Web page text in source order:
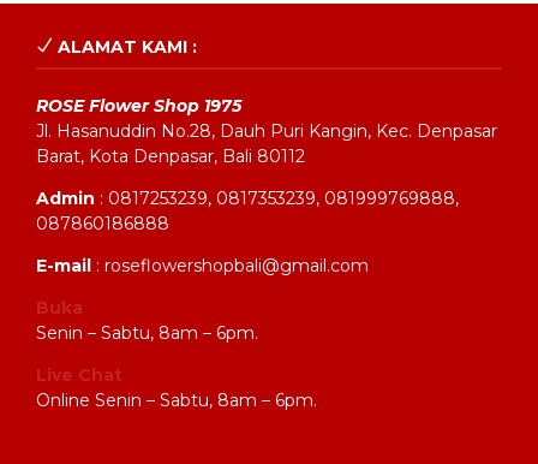
ALAMAT KAMI :
ROSE Flower Shop 1975
Jl. Hasanuddin No.28, Dauh Puri Kangin, Kec. Denpasar
Barat, Kota Denpasar, Bali 80112
Admin : 0817253239, 0817353239, 081999769888,
087860186888
E-mail : roseflowershopbali@gmail.com
Buka
Senin – Sabtu, 8am – 6pm.
Live Chat
Online Senin – Sabtu, 8am – 6pm.